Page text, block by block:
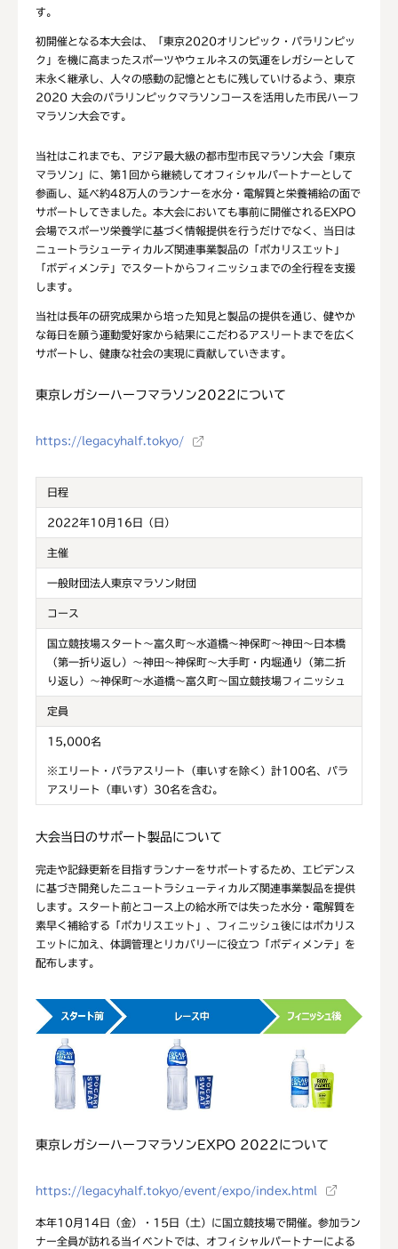
す。
初開催となる本大会は、「東京2020オリンピック・パラリンピッ
ク」を機に高まったスポーツやウェルネスの気運をレガシーとして
末永く継承し、人々の感動の記憶とともに残していけるよう、東京
2020 大会のパラリンピックマラソンコースを活用した市民ハーフ
マラソン大会です。
当社はこれまでも、アジア最大級の都市型市民マラソン大会「東京
マラソン」に、第1回から継続してオフィシャルパートナーとして
参画し、延べ約48万人のランナーを水分・電解質と栄養補給の面で
サポートしてきました。本大会においても事前に開催されるEXPO
会場でスポーツ栄養学に基づく情報提供を行うだけでなく、当日は
ニュートラシューティカルズ関連事業製品の「ポカリスエット」
「ボディメンテ」でスタートからフィニッシュまでの全行程を支援
します。
当社は長年の研究成果から培った知見と製品の提供を通じ、健やか
な毎日を願う運動愛好家から結果にこだわるアスリートまでを広く
サポートし、健康な社会の実現に貢献していきます。
東京レガシーハーフマラソン2022について
https://legacyhalf.tokyo/
日程
2022年10月16日（日）
主催
一般財団法人東京マラソン財団
コース
国立競技場スタート～富久町～水道橋～神保町～神田～日本橋
（第一折り返し）～神田～神保町～大手町・内堀通り（第二折
り返し）～神保町～水道橋～富久町～国立競技場フィニッシュ
定員
15,000名
※エリート・パラアスリート（車いすを除く）計100名、パラ
アスリート（車いす）30名を含む。
大会当日のサポート製品について
完走や記録更新を目指すランナーをサポートするため、エビデンス
に基づき開発したニュートラシューティカルズ関連事業製品を提供
します。スタート前とコース上の給水所では失った水分・電解質を
素早く補給する「ポカリスエット」、フィニッシュ後にはポカリス
エットに加え、体調管理とリカバリーに役立つ「ボディメンテ」を
配布します。
東京レガシーハーフマラソンEXPO 2022について
https://legacyhalf.tokyo/event/expo/index.html
本年10月14日（金）・15日（土）に国立競技場で開催。参加ラン
ナー全員が訪れる当イベントでは、オフィシャルパートナーによる